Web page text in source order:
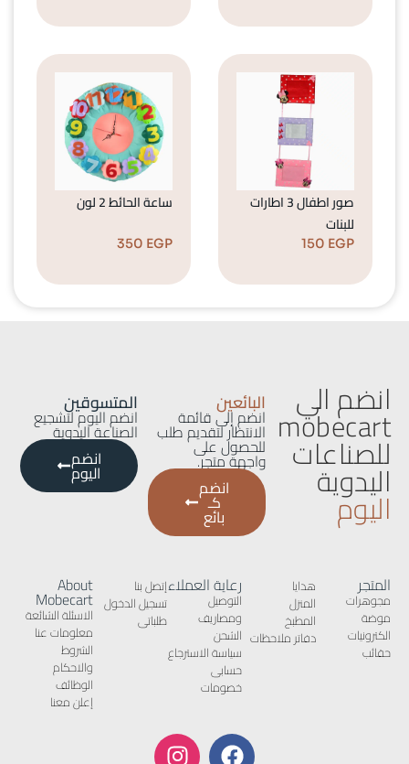
صور اطفال 3 اطارات
للبنات
150 EGP
ساعة الحائط 2 لون
350 EGP
انضم الي
mobecart
للصناعات
اليدوية
اليوم
البائعين
انضم إلى قائمة
الانتظار لتقديم طلب
للحصول على
واجهة متجر.
انضم
كـ
بائع
المتسوقين
انضم اليوم لتشجيع
الصناعة اليدوية
انضم
اليوم
المتجر
مجوهرات
موضة
الكترونيات
حقائب
هدايا
المنزل
المطبخ
دفاتر ملاحظات
رعاية العملاء
التوصيل
ومصاريف
الشحن
سياسة الاسترجاع
حسابى
خصومات
إتصل بنا
تسجيل الدخول
طلباتى
About
Mobecart
الاسئلة الشائعة
معلومات عنا
الشروط
والاحكام
الوظائف
إعلن معنا